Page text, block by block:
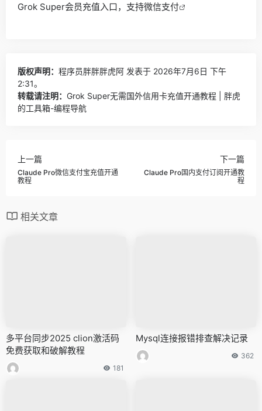
Grok Super会员充值入口，支持微信支付
版权声明： 程序员胖胖胖虎阿 发表于 2026年7月6日 下午
2:31。
转载请注明： Grok Super无需国外信用卡充值开通教程 | 胖虎
的工具箱-编程导航
上一篇
Claude Pro微信支付宝充值开通
教程
下一篇
Claude Pro国内支付订阅开通教
程
相关文章
多平台同步2025 clion激活码
免费获取和破解教程
181
Mysql连接报错排查解决记录
362